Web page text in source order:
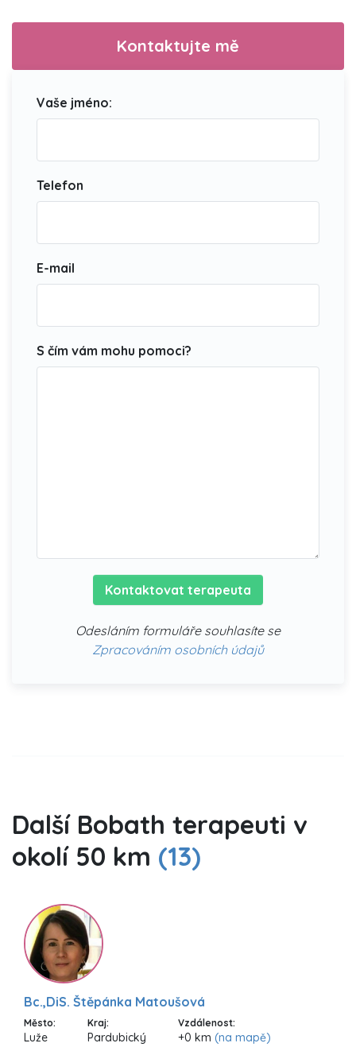
Kontaktujte mě
Vaše jméno:
Telefon
E-mail
S čím vám mohu pomoci?
Kontaktovat terapeuta
Odesláním formuláře souhlasíte se
Zpracováním osobních údajů
Další Bobath terapeuti v
okolí 50 km (13)
Bc.,DiS. Štěpánka Matoušová
Město:
Luže
Kraj:
Pardubický
Vzdálenost:
+0 km (na mapě)